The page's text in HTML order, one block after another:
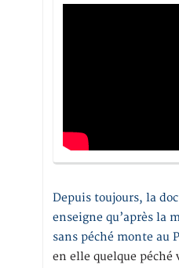
Depuis toujours, la
enseigne qu’après la
sans péché monte au
en elle quelque péché